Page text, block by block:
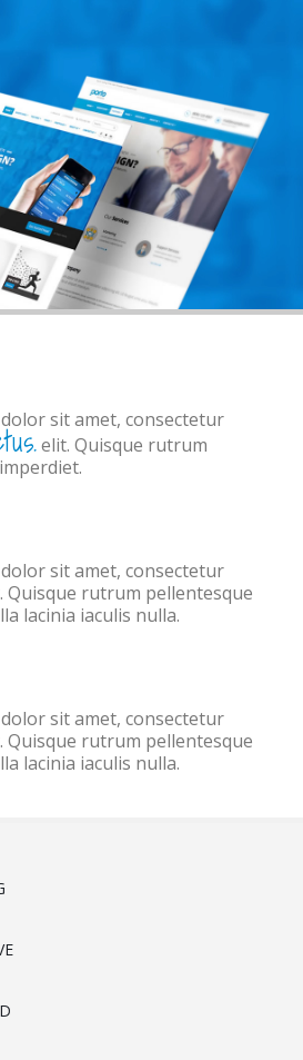
sit amet, consectetur
elit. Quisque rutrum
sit amet, consectetur
Quisque rutrum pellentesque
lacinia iaculis nulla.
sit amet, consectetur
Quisque rutrum pellentesque
lacinia iaculis nulla.